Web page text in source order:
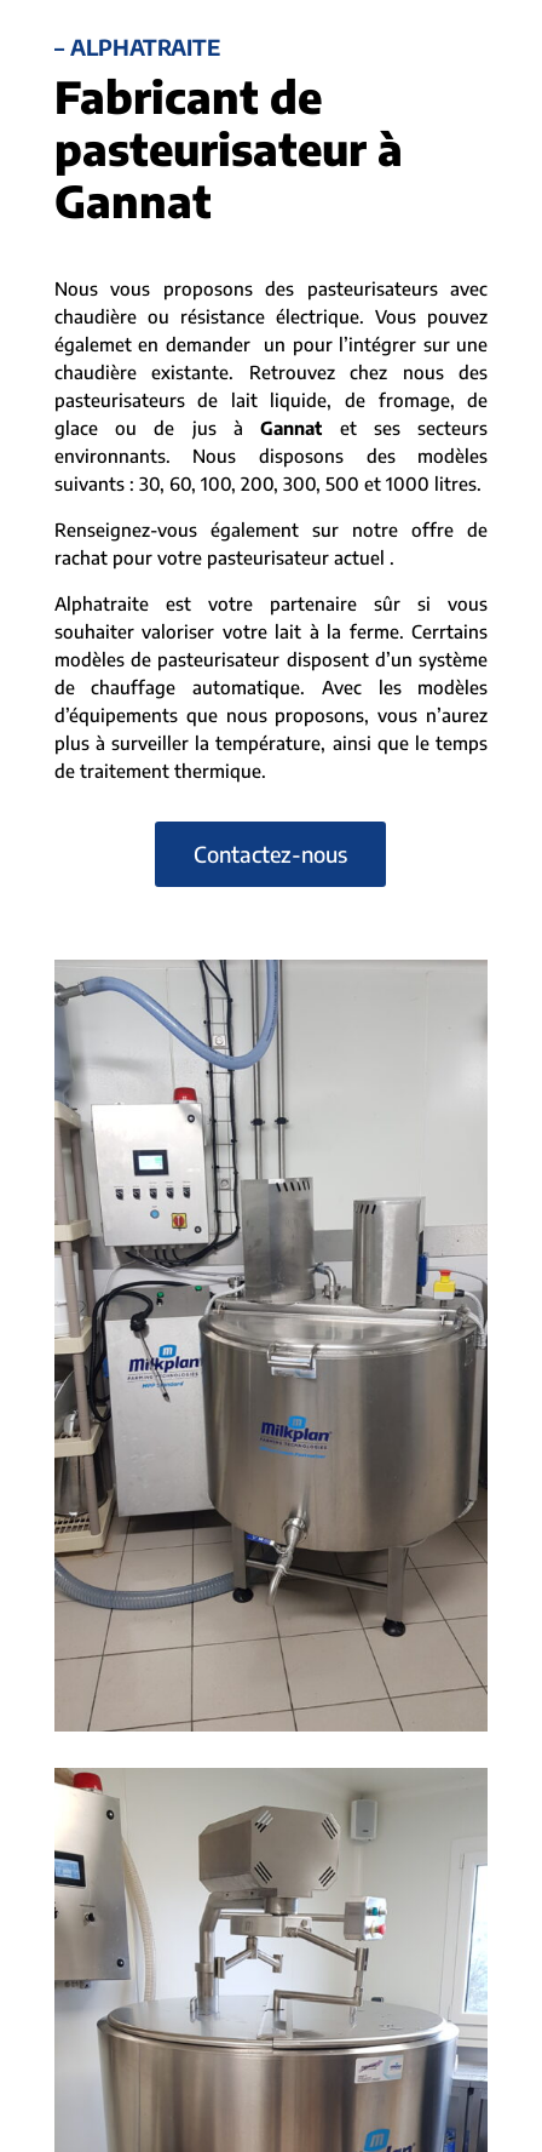
– ALPHATRAITE
Fabricant de
pasteurisateur à
Gannat
Nous vous proposons des pasteurisateurs avec
chaudière ou résistance électrique. Vous pouvez
égalemet en demander un pour l’intégrer sur une
chaudière existante. Retrouvez chez nous des
pasteurisateurs de lait liquide, de fromage, de
glace ou de jus àGannat et ses secteurs
environnants. Nous disposons des modèles
suivants : 30, 60, 100, 200, 300, 500 et 1000 litres.
Renseignez-vous également sur notre offre de
rachat pour votre pasteurisateur actuel .
Alphatraite est votre partenaire sûr si vous
souhaiter valoriser votre lait à la ferme. Cerrtains
modèles de pasteurisateur disposent d’un système
de chauffage automatique. Avec les modèles
d’équipements que nous proposons, vous n’aurez
plus à surveiller la température, ainsi que le temps
de traitement thermique.
Contactez-nous